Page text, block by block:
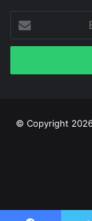
your
Email
© Copyright